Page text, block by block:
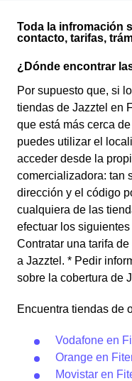
Toda la infromación
contacto, tarifas,
¿Dónde encontrar
Por supuesto que, si
tiendas de Jazztel en
que está más cerca
puedes utilizar el
acceder desde la
comercializadora: tan
dirección y el código
cualquiera de las
efectuar los
Contratar una tarifa
a Jazztel. * Pedir
sobre la cobertura de
Encuentra tiendas de
Vodafone en
Orange en
Movistar en